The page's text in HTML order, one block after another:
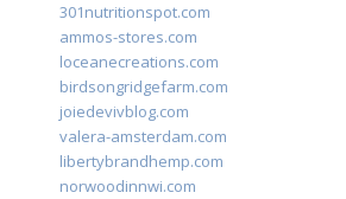
301nutritionspot.com
ammos-stores.com
loceanecreations.com
birdsongridgefarm.com
joiedevivblog.com
valera-amsterdam.com
libertybrandhemp.com
norwoodinnwi.com